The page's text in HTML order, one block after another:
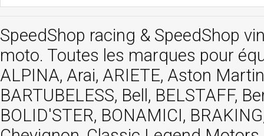
SpeedShop racing & SpeedShop
moto. Toutes les marques pour
ALPINA, Arai, ARIETE, Aston
BARTUBELESS, Bell, BELSTAFF,
BOLID'STER, BONAMICI,